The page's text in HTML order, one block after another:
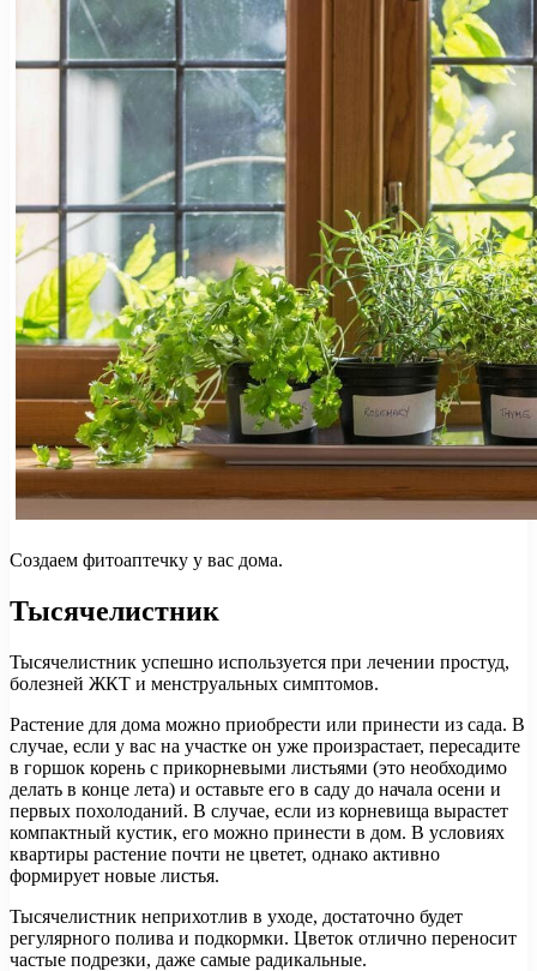
Создаем фитоаптечку у вас дома.
Тысячелистник
Тысячелистник успешно используется при лечении простуд,
болезней ЖКТ и менструальных симптомов.
Растение для дома можно приобрести или принести из сада. В
случае, если у вас на участке он уже произрастает, пересадите
в горшок корень с прикорневыми листьями (это необходимо
делать в конце лета) и оставьте его в саду до начала осени и
первых похолоданий. В случае, если из корневища вырастет
компактный кустик, его можно принести в дом. В условиях
квартиры растение почти не цветет, однако активно
формирует новые листья.
Тысячелистник неприхотлив в уходе, достаточно будет
регулярного полива и подкормки. Цветок отлично переносит
частые подрезки, даже самые радикальные.